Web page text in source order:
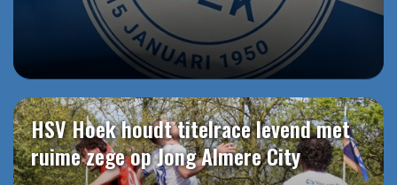
HSV Hoek houdt titelrace levend met
ruime zege op Jong Almere City